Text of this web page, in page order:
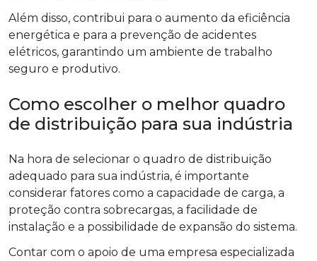
Além disso, contribui para o aumento da eficiência
energética e para a prevenção de acidentes
elétricos, garantindo um ambiente de trabalho
seguro e produtivo.
Como escolher o melhor quadro
de distribuição para sua indústria
Na hora de selecionar o quadro de distribuição
adequado para sua indústria, é importante
considerar fatores como a capacidade de carga, a
proteção contra sobrecargas, a facilidade de
instalação e a possibilidade de expansão do sistema.
Contar com o apoio de uma empresa especializada